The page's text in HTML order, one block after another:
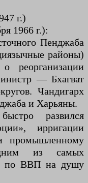
г.)
1966 г.):
Пенджаба
районы)
реорганизации
— Бхагват
Чандигарх
и Харьяны.
развился
ирригации
промышленному
из самых
по ВВП на душу